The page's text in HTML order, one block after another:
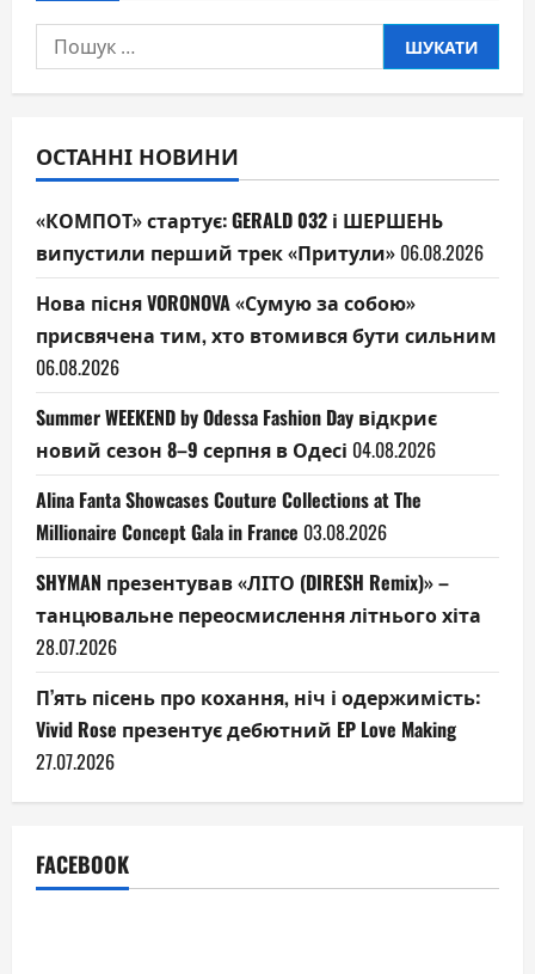
Пошук:
ОСТАННІ НОВИНИ
«КОМПОТ» стартує: GERALD 032 і ШЕРШЕНЬ
випустили перший трек «Притули» 06.08.2026
Нова пісня VORONOVA «Сумую за собою»
присвячена тим, хто втомився бути сильним
06.08.2026
Summer WEEKEND by Odessa Fashion Day відкриє
новий сезон 8–9 серпня в Одесі 04.08.2026
Alina Fanta Showcases Couture Collections at The
Millionaire Concept Gala in France 03.08.2026
SHYMAN презентував «ЛІТО (DIRESH Remix)» –
танцювальне переосмислення літнього хіта
28.07.2026
П’ять пісень про кохання, ніч і одержимість:
Vivid Rose презентує дебютний EP Love Making
27.07.2026
FACEBOOK